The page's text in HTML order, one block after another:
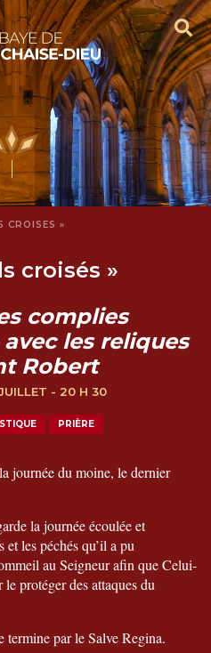
CROISÉS »
croisés »
complies
les reliques
Robert
- 20 H 30
PRIÈRE
journée du moine, le dernier
la journée écoulée et
les péchés qu’il a pu
au Seigneur afin que Celui-
protéger des attaques du
par le Salve Regina.